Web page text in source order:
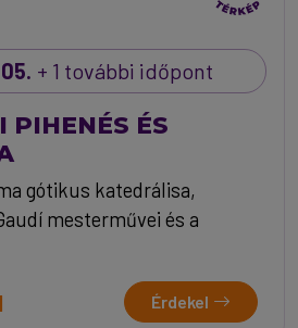
+ 1 további időpont
PIHENÉS ÉS
gótikus katedrálisa,
mesterművei és a
Érdekel